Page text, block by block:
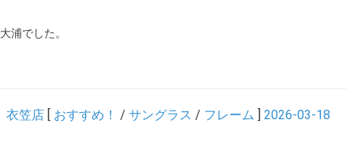
大浦でした。
衣笠店 [ おすすめ！ / サングラス / フレーム ] 2026-03-18